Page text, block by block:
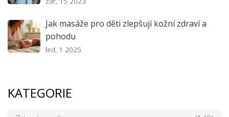
Jak masáže pro děti zlepšují kožní zdraví a
pohodu
led, 1 2025
KATEGORIE